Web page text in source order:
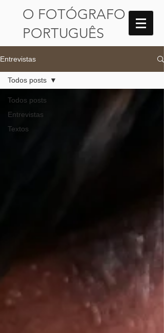
​O FOTÓGRAFO
PORTUGUÊS
Entrevistas
Todos posts
Entrevistas
Textos
Todos posts